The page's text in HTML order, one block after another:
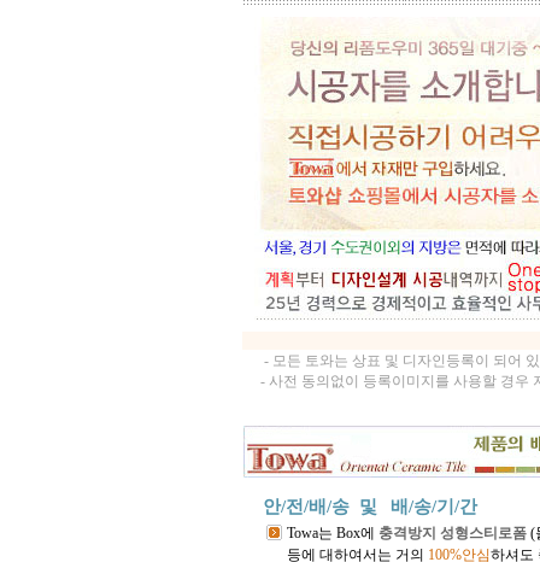
- 모든 토와는 상표 및 디자인등록이 되어
- 사전 동의없이 등록이미지를 사용할 경우
안/전/배/송 및 배/송/기/간
Towa는 Box에 충격방지 성형스티로폼 (
등에 대하여서는 거의 100%안심하셔도